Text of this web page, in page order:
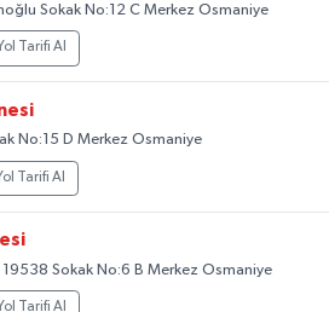
Sokak No:12 C Merkez Osmaniye
Tarifi Al
No:15 D Merkez Osmaniye
Tarifi Al
Sokak No:6 B Merkez Osmaniye
Tarifi Al